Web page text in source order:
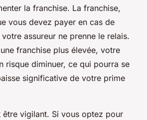
la franchise. La franchise,
vous devez payer en cas de
assureur ne prenne le relais.
franchise plus élevée, votre
risque diminuer, ce qui pourra se
significative de votre prime
être vigilant. Si vous optez pour